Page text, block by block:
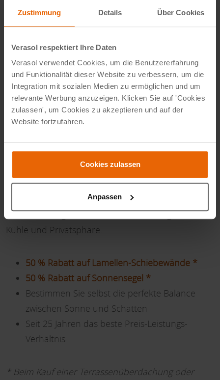
Zustimmung Details Über Cookies
Verasol respektiert Ihre Daten
Verasol verwendet Cookies, um die Benutzererfahrung
und Funktionalität dieser Website zu verbessern, um die
Integration mit sozialen Medien zu ermöglichen und um
relevante Werbung anzuzeigen. Klicken Sie auf 'Cookies
zulassen', um Cookies zu akzeptieren und auf der
Website fortzufahren.
Cookies zulassen
Anpassen
Schattenvorteil Vom 1. August bis
zum 4. September
Machen Sie Ihre Terrassenüberdachung oder Ihren
Wintergarten zum schönsten Ort des Sommers.
Während der Verasol Schattenvorteil-Aktion
profitieren Sie von attraktiven Preisvorteilen auf
clevere Lösungen für mehr Schatten, angenehme
Kühle und Privatsphäre.
50 % Rabatt auf Lamellen-Schiebewände *
50 % Rabatt auf Sonnensegel *
Bestimmen Sie selbst die perfekte Balance
zwischen Sonne und Schatten
Seit 25 Jahren das beste Preis-Leistungs-
Verhältnis
* Beim Kauf einer Terrassenüberdachung oder